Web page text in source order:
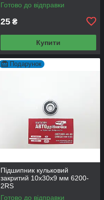
Готово до відправки
25 ₴
Купити
Подарунок
Підшипник кульковий
закритий 10х30х9 мм 6200-
2RS
Готово до відправки